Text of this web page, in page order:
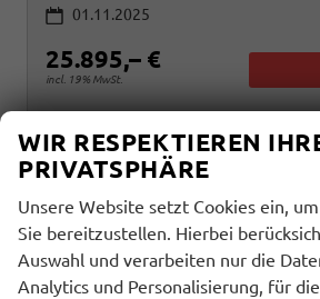
01.11.2025
25.895,– €
incl. 19% MwSt.
CO
2-Klasse: D
CO2 -Emissionen:133,00 g/km
WIR RESPEKTIEREN
PRIVATSPHÄRE
Unsere Website setzt Cookies ein,
Sie bereitzustellen. Hierbei
Auswahl und verarbeiten nur die
Analytics und Personalisierung, für